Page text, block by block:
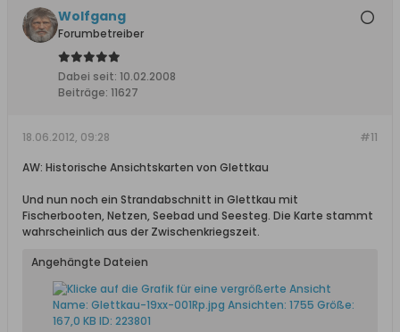
Wolfgang
Forumbetreiber
Dabei seit: 10.02.2008
Beiträge: 11627
#11
18.06.2012, 09:28
AW: Historische Ansichtskarten von Glettkau
Und nun noch ein Strandabschnitt in Glettkau mit
Fischerbooten, Netzen, Seebad und Seesteg. Die Karte stammt
wahrscheinlich aus der Zwischenkriegszeit.
Angehängte Dateien